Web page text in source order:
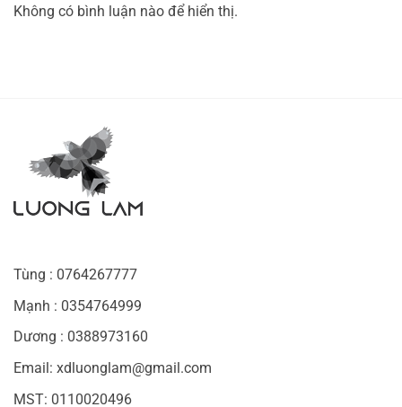
Không có bình luận nào để hiển thị.
Tùng : 0764267777
Mạnh : 0354764999
Dương : 0388973160
Email: xdluonglam@gmail.com
MST: 0110020496